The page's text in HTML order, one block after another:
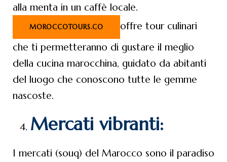
alla menta in un caffè locale.
MOROCCOTOURS.CO
offre tour culinari
che ti permetteranno di gustare il meglio
della cucina marocchina, guidato da abitanti
del luogo che conoscono tutte le gemme
nascoste.
Mercati vibranti:
I mercati (souq) del Marocco sono il paradiso